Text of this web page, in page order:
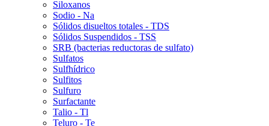
Siloxanos
Sodio - Na
Sólidos disueltos totales - TDS
Sólidos Suspendidos - TSS
SRB (bacterias reductoras de sulfato)
Sulfatos
Sulfhídrico
Sulfitos
Sulfuro
Surfactante
Talio - Tl
Teluro - Te